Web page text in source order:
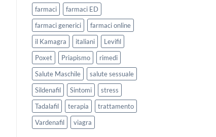
farmaci
farmaci ED
farmaci generici
farmaci online
il Kamagra
italiani
Levifil
Poxet
Priapismo
rimedi
Salute Maschile
salute sessuale
Sildenafil
Sintomi
stress
Tadalafil
terapia
trattamento
Vardenafil
viagra